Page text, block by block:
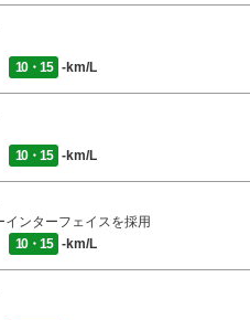
10・15 -km/L
10・15 -km/L
ンターフェイスを採用
10・15 -km/L